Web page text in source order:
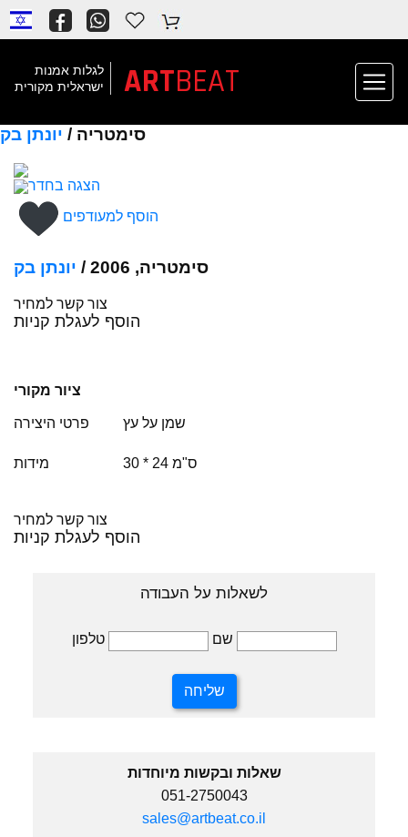
לגלות אמנות
ישראלית מקורית
ARTBEAT
סימטריה / יונתן בק
הצגה בחדר
הוסף למעודפים
סימטריה, 2006 / יונתן בק
צור קשר למחיר
הוסף לעגלת קניות
ציור מקורי
פרטי היצירה שמן על עץ
מידות 30 * 24 ס"מ
צור קשר למחיר
הוסף לעגלת קניות
לשאלות על העבודה
שם
שאלות ובקשות מיוחדות
051-2750043
sales@artbeat.co.il